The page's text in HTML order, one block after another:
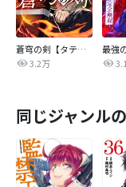
蒼穹の剣【タテヨミ】
3.2万
同じジャンル